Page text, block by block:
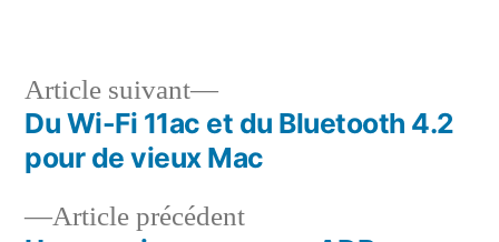
Navigation
Article précédentArticle
Article suivant
Article
suivant :
Du Wi-Fi 11ac et du Bluetooth 4.2
pour de vieux Mac